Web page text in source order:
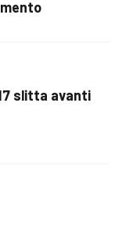
slitta avanti